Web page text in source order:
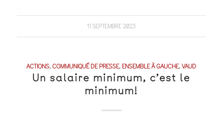
11 SEPTEMBRE 2023
ACTIONS,COMMUNIQUÉ DE PRESSE,ENSEMBLE À GAUCHE,VAUD
Un salaire minimum, c’est le
minimum!